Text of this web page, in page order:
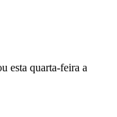
esta quarta-feira a